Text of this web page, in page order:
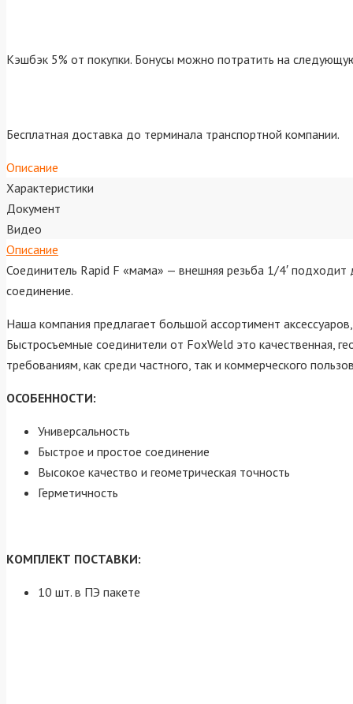
Кэшбэк 5% от покупки. Бонусы можно потратить на
Бесплатная доставка до терминала транспортной компании.
Описание
Характеристики
Документ
Видео
Описание
Соединитель Rapid F «мама» — внешняя резьба 1/4′
соединение.
Наша компания предлагает большой ассортимент
Быстросъемные соединители от FoxWeld это качественная,
требованиям, как среди частного, так и коммерческого
ОСОБЕННОСТИ:
Универсальность
Быстрое и простое соединение
Высокое качество и геометрическая точность
Герметичность
КОМПЛЕКТ ПОСТАВКИ:
10 шт. в ПЭ пакете